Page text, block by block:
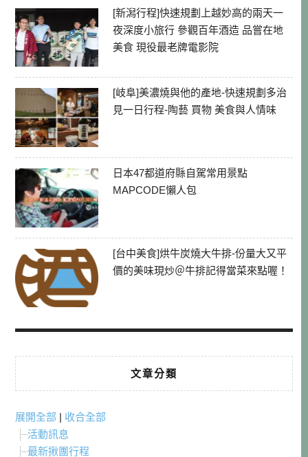
[新潟行程]快速規劃上越妙高的兩天一
夜深度小旅行 參觀百年酒造 品嘗在地
美食 現役最老牌電影院
[岐阜]美濃燒與他的產地-快速規劃多治
見一日行程-陶藝 買物 美食與人情味
日本47都道府縣自駕常用景點
MAPCODE懶人包
[台中美食]烘牛炭燒大牛排-份量大又平
價的美味現炒＠牛排記得當菜來點喔！
文章分類
展開全部 | 收合全部
活動訊息
最新揪團行程